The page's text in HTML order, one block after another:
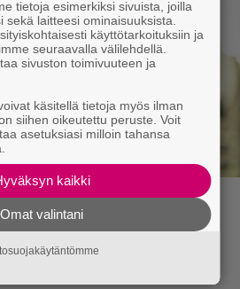
Vappu
– ”Kaunis
tietoja esimerkiksi sivuista, joilla
sekä laitteesi ominaisuuksista.
käyttötarkoituksiin ja
seuraavalla välilehdellä.
sivuston toimivuuteen ja
käsitellä tietoja myös ilman
siihen oikeutettu peruste. Voit
asetuksiasi milloin tahansa
kaikki
Omat valintani